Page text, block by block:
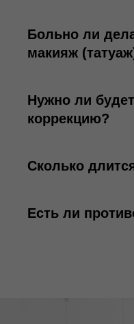
Больно ли
макияж
Нужно ли
коррекцию?
Сколько
Есть ли